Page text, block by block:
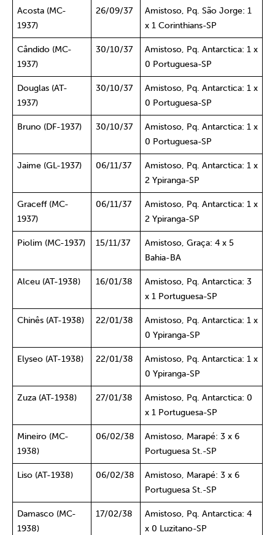
Acosta (MC-
1937)
26/09/37
Amistoso, Pq. São Jorge: 1
x 1 Corinthians-SP
Cândido (MC-
1937)
30/10/37
Amistoso, Pq. Antarctica: 1 x
0 Portuguesa-SP
Douglas (AT-
1937)
30/10/37
Amistoso, Pq. Antarctica: 1 x
0 Portuguesa-SP
Bruno (DF-1937) 30/10/37
Amistoso, Pq. Antarctica: 1 x
0 Portuguesa-SP
Jaime (GL-1937) 06/11/37
Amistoso, Pq. Antarctica: 1 x
2 Ypiranga-SP
Graceff (MC-
1937)
06/11/37
Amistoso, Pq. Antarctica: 1 x
2 Ypiranga-SP
Piolim (MC-1937) 15/11/37
Amistoso, Graça: 4 x 5
Bahia-BA
Alceu (AT-1938) 16/01/38
Amistoso, Pq. Antarctica: 3
x 1 Portuguesa-SP
Chinês (AT-1938) 22/01/38
Amistoso, Pq. Antarctica: 1 x
0 Ypiranga-SP
Elyseo (AT-1938) 22/01/38
Amistoso, Pq. Antarctica: 1 x
0 Ypiranga-SP
Zuza (AT-1938) 27/01/38
Amistoso, Pq. Antarctica: 0
x 1 Portuguesa-SP
Mineiro (MC-
1938)
06/02/38
Amistoso, Marapé: 3 x 6
Portuguesa St.-SP
Liso (AT-1938) 06/02/38
Amistoso, Marapé: 3 x 6
Portuguesa St.-SP
Damasco (MC-
1938)
17/02/38
Amistoso, Pq. Antarctica: 4
x 0 Luzitano-SP